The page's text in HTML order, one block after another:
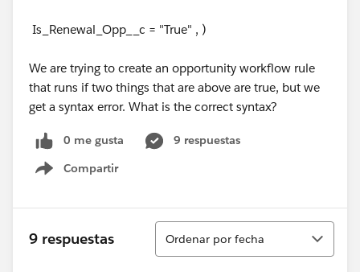
Is_Renewal_Opp__c = "True" , )
We are trying to create an opportunity workflow rule
that runs if two things that are above are true, but we
get a syntax error. What is the correct syntax?
0 me gusta
9 respuestas
Compartir
Show menu
9 respuestas
Ordenar
Ordenar por fecha